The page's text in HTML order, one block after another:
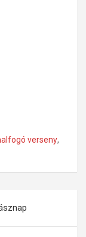
verseny,